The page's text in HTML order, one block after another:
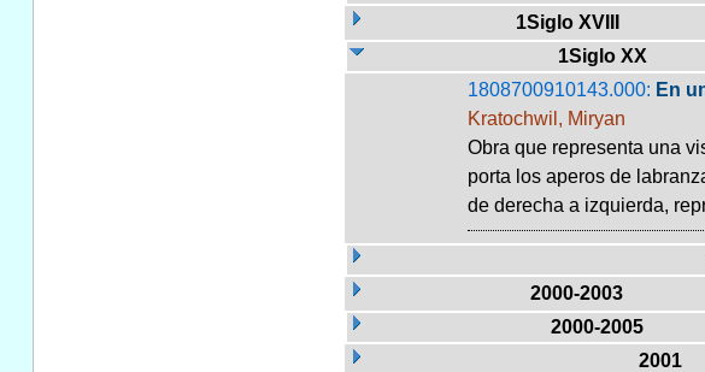
1Siglo XVIII
1Siglo XX
1808700910143.000: En
Kratochwil, Miryan
Obra que representa una
porta los aperos de
de derecha a izquierda,
2000-2003
2000-2005
2001